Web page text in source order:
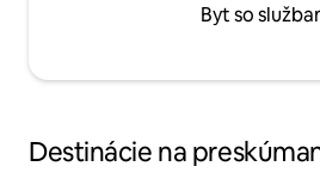
Byt so
Destinácie na